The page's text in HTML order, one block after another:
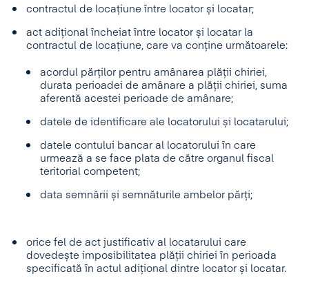
contractul de locațiune între locator și locatar;
act adițional încheiat între locator și locatar la
contractul de locațiune, care va conține următoarele:
acordul părților pentru amânarea plății chiriei,
durata perioadei de amânare a plății chiriei, suma
aferentă acestei perioade de amânare;
datele de identificare ale locatorului și locatarului;
datele contului bancar al locatorului în care
urmează a se face plata de către organul fiscal
teritorial competent;
data semnării și semnăturile ambelor părți;
orice fel de act justificativ al locatarului care
dovedește imposibilitatea plății chiriei în perioada
specificată în actul adițional dintre locator și locatar.